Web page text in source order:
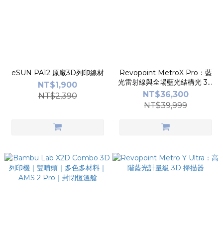
eSUN PA12 原廠3D列印線材
NT$1,900
NT$2,390
Revopoint MetroX Pro：藍
光雷射線與全場藍光結構光 3D
掃描器
NT$36,300
NT$39,999